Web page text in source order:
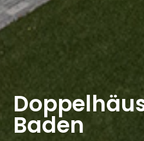
Baden